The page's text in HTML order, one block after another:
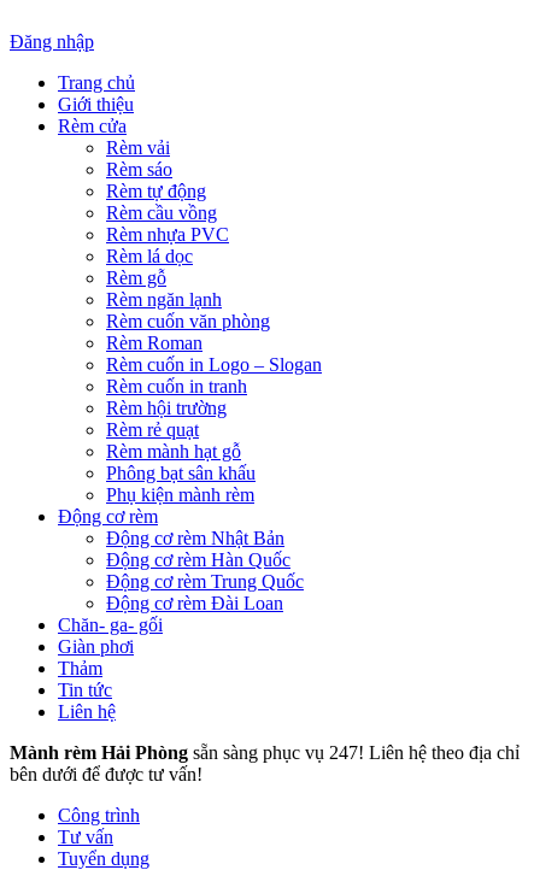
Đăng nhập
Trang chủ
Giới thiệu
Rèm cửa
Rèm vải
Rèm sáo
Rèm tự động
Rèm cầu vồng
Rèm nhựa PVC
Rèm lá dọc
Rèm gỗ
Rèm ngăn lạnh
Rèm cuốn văn phòng
Rèm Roman
Rèm cuốn in Logo – Slogan
Rèm cuốn in tranh
Rèm hội trường
Rèm rẻ quạt
Rèm mành hạt gỗ
Phông bạt sân khấu
Phụ kiện mành rèm
Động cơ rèm
Động cơ rèm Nhật Bản
Động cơ rèm Hàn Quốc
Động cơ rèm Trung Quốc
Động cơ rèm Đài Loan
Chăn- ga- gối
Giàn phơi
Thảm
Tin tức
Liên hệ
Mành rèm Hải Phòng sẵn sàng phục vụ 247! Liên hệ theo địa chỉ
bên dưới để được tư vấn!
Công trình
Tư vấn
Tuyển dụng